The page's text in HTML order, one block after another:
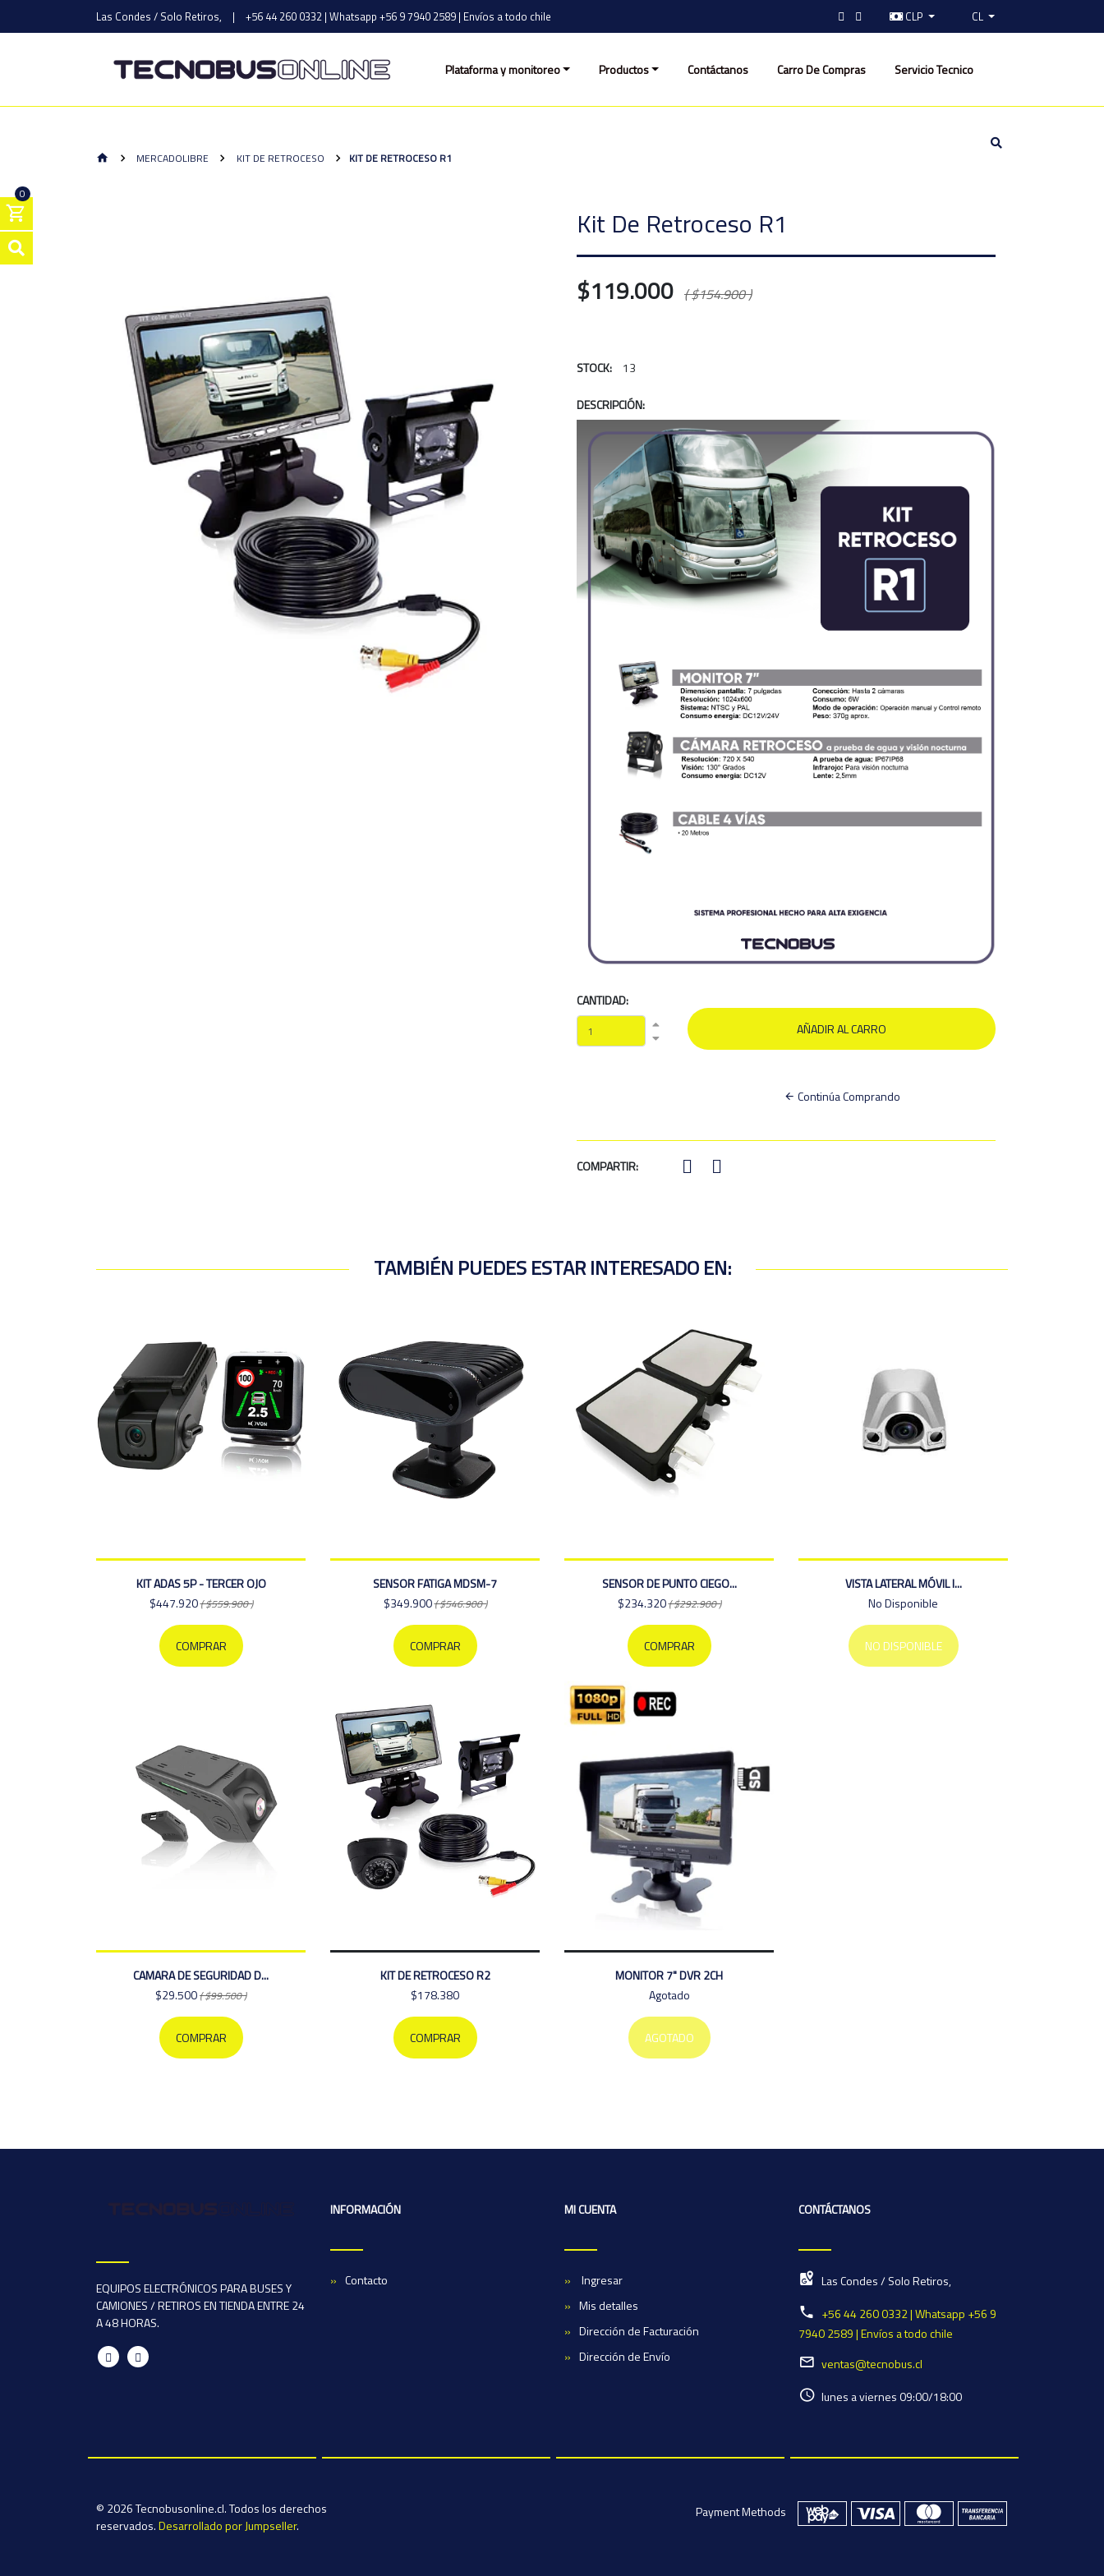
Las Condes / Solo Retiros, | +56 44 260 0332 | Whatsapp +56 9 7940 2589 | Envíos a todo chile CLP CL
Plataforma y monitoreo Productos Contáctanos Carro De Compras Servicio Tecnico
0
MERCADOLIBRE KIT DE RETROCESO KIT DE RETROCESO R1
Kit De Retroceso R1
$119.000 ( $154.900 )
STOCK: 13
DESCRIPCIÓN:
CANTIDAD:
Continúa Comprando
COMPARTIR:
TAMBIÉN PUEDES ESTAR INTERESADO EN:
KIT ADAS 5P - TERCER OJO
$447.920( $559.900 )
COMPRAR
SENSOR FATIGA MDSM-7
$349.900( $546.900 )
COMPRAR
SENSOR DE PUNTO CIEGO...
$234.320( $292.900 )
COMPRAR
VISTA LATERAL MÓVIL I...
No Disponible
NO DISPONIBLE
CAMARA DE SEGURIDAD D...
$29.500( $99.500 )
COMPRAR
KIT DE RETROCESO R2
$178.380
COMPRAR
MONITOR 7" DVR 2CH
Agotado
AGOTADO
EQUIPOS ELECTRÓNICOS PARA BUSES Y
CAMIONES / RETIROS EN TIENDA ENTRE 24
A 48 HORAS.
INFORMACIÓN
Contacto
MI CUENTA
Ingresar
Mis detalles
Dirección de Facturación
Dirección de Envío
CONTÁCTANOS
Las Condes / Solo Retiros,
+56 44 260 0332 | Whatsapp +56 9
7940 2589 | Envíos a todo chile
ventas@tecnobus.cl
lunes a viernes 09:00/18:00
© 2026 Tecnobusonline.cl. Todos los derechos
reservados.Desarrollado por Jumpseller.
Payment Methods